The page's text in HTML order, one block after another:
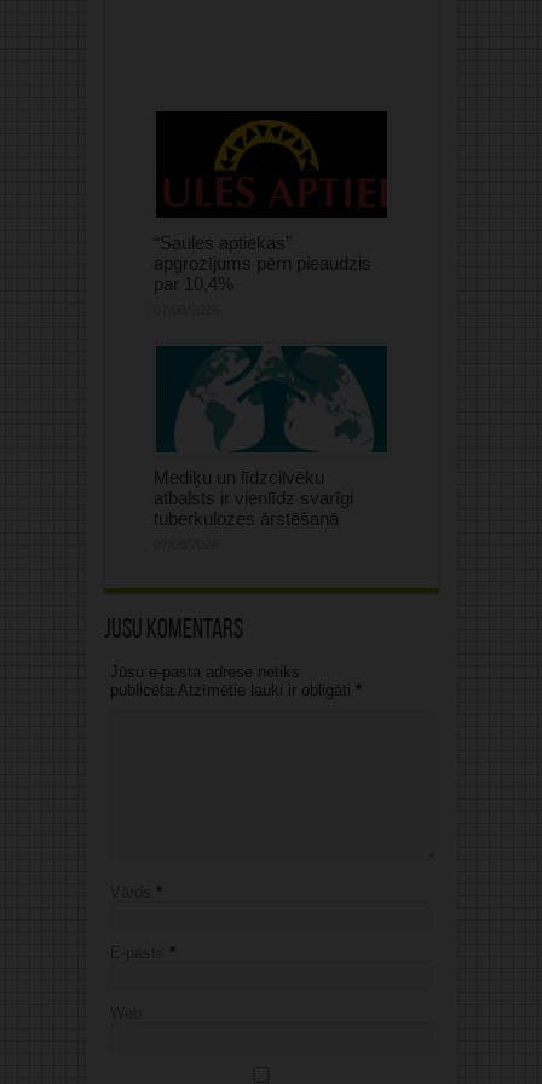
“Saules aptiekas”
apgrozījums pērn pieaudzis
par 10,4%
Mediķu un līdzcilvēku
atbalsts ir vienlīdz svarīgi
tuberkulozes ārstēšanā
Jūsu komentārs
Jūsu e-pasta adrese netiks
publicēta.Atzīmētie lauki ir obligāti *
*
*